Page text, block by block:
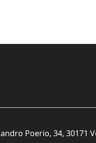
Poerio, 34, 30171